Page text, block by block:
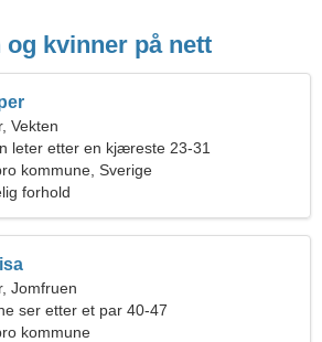
og kvinner på nett
Vekten
leter etter en kjæreste 23-31
kommune, Sverige
forhold
Jomfruen
ser etter et par 40-47
kommune